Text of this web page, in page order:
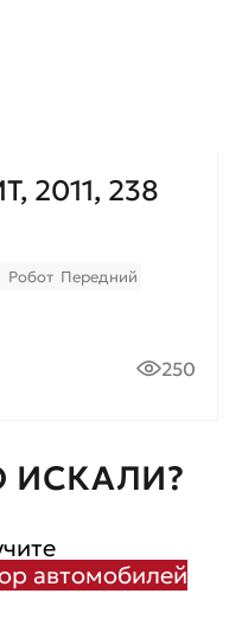
2011, 238
Робот Передний
250
ИСКАЛИ?
автомобилей